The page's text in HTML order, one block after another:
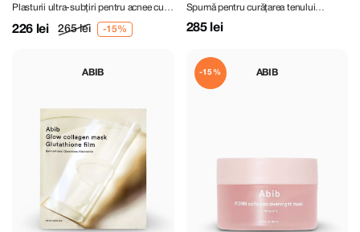
Patch 78 pcs
Plasturii ultra-subțiri pentru acnee cu
226 lei 265 lei
Heartleaf foam 150 ml
Spumă pentru curățarea tenului
problematic
285 lei
ABIB ABIB
-15%